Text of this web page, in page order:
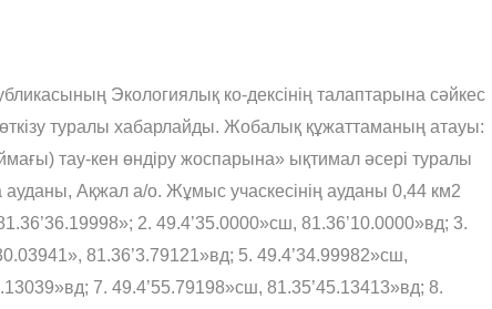
Экологиялық ко-дексінің талаптарына сәйкес
туралы хабарлайды. Жобалық құжаттаманың атауы:
тау-кен өндіру жоспарына» ықтимал әсері туралы
Ақжал а/о. Жұмыс учаскесінің ауданы 0,44 км2
2. 49.4’35.0000»сш, 81.36’10.0000»вд; 3.
81.36’3.79121»вд; 5. 49.4’34.99982»сш,
7. 49.4’55.79198»сш, 81.35’45.13413»вд; 8.